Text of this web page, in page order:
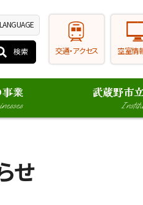
LANGUAGE
交通・アクセス 空室情
事業 武蔵野市
せ